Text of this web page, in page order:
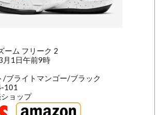
ーム フリーク 2
月1日午前9時
/ブライトマンゴー/ブラック
101
ョップ